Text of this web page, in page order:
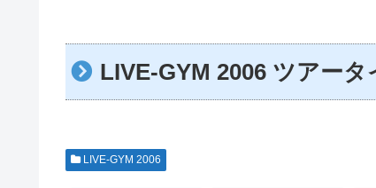
LIVE-GYM 2006 ツアー
LIVE-GYM 2006